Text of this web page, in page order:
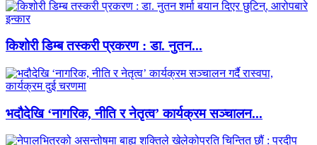
किशोरी डिम्ब तस्करी प्रकरण : डा. नुतन...
भदौदेखि ‘नागरिक, नीति र नेतृत्व’ कार्यक्रम सञ्चालन...